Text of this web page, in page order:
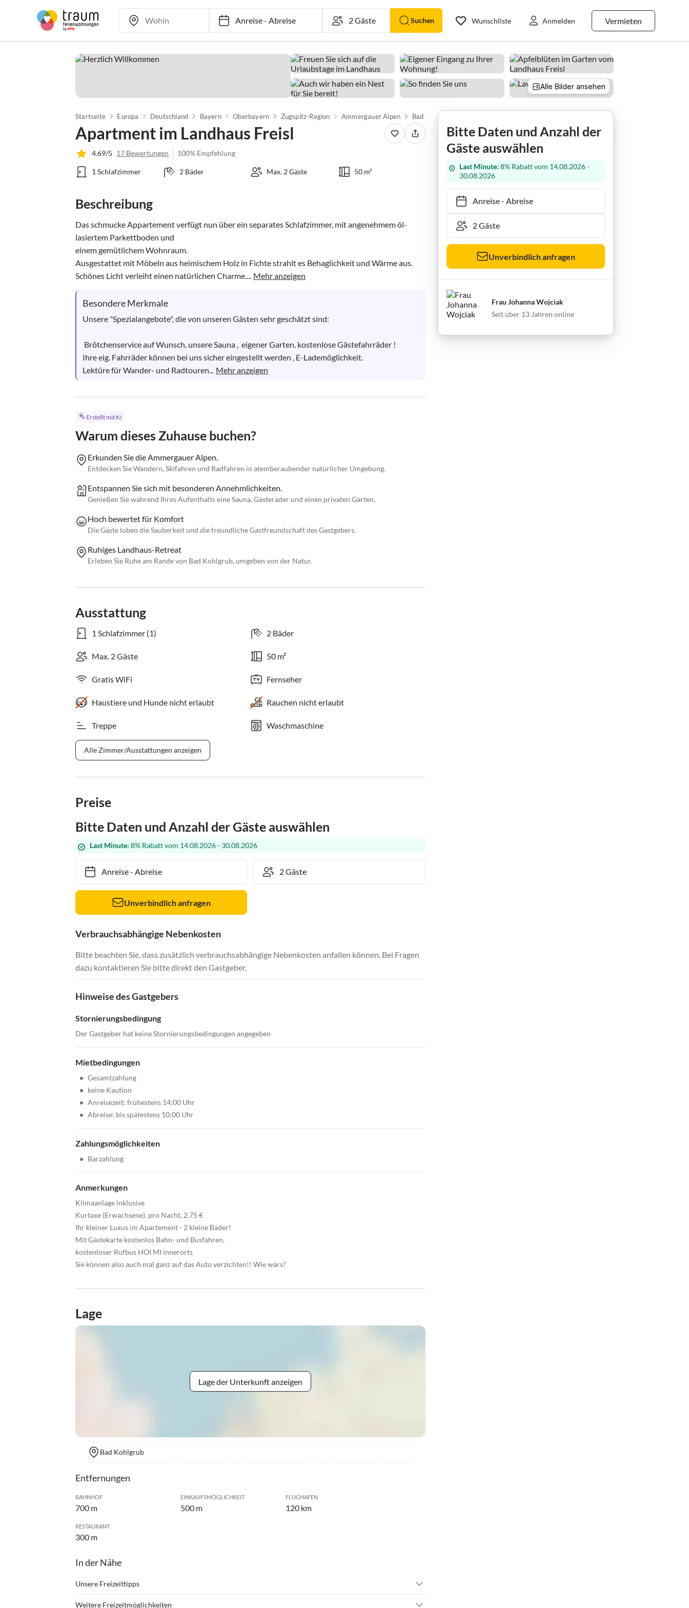
Anreise-Abreise Suchen Vermieten
Wunschliste Anmelden
Alle Bilder ansehen
Startseite Europa Deutschland Bayern Oberbayern Zugspitz-Region Ammergauer Alpen Bad Kohlgrub
Apartment im Landhaus Freisl
4.69/5 17 Bewertungen 100% Empfehlung
1 Schlafzimmer 2 Bäder Max. 2 Gäste 50 m²
Beschreibung
Das schmucke Appartement verfügt nun über ein separates Schlafzimmer, mit angenehmem öl-
lasiertem Parkettboden und
einem gemütlichem Wohnraum.
Ausgestattet mit Möbeln aus heimischem Holz in Fichte strahlt es Behaglichkeit und Wärme aus.
Schönes Licht verleiht einen natürlichen Charme.... Mehr anzeigen
Besondere Merkmale
Unsere "Spezialangebote", die von unseren Gästen sehr geschätzt sind:
Ihre eig. Fahrräder können bei uns sicher eingestellt werden , E-Lademöglichkeit.
Lektüre für Wander- und Radtouren... Mehr anzeigen
Erstellt mit KI
Warum dieses Zuhause buchen?
Erkunden Sie die Ammergauer Alpen.
Entdecken Sie Wandern, Skifahren und Radfahren in atemberaubender natürlicher Umgebung.
Entspannen Sie sich mit besonderen Annehmlichkeiten.
Genießen Sie während Ihres Aufenthalts eine Sauna, Gästeräder und einen privaten Garten.
Hoch bewertet für Komfort
Die Gäste loben die Sauberkeit und die freundliche Gastfreundschaft des Gastgebers.
Ruhiges Landhaus-Retreat
Erleben Sie Ruhe am Rande von Bad Kohlgrub, umgeben von der Natur.
Ausstattung
1 Schlafzimmer (1) 2 Bäder
Max. 2 Gäste 50 m²
Gratis WiFi Fernseher
Haustiere und Hunde nicht erlaubt Rauchen nicht erlaubt
Treppe Waschmaschine
Alle Zimmer/Ausstattungen anzeigen
Preise
Bitte Daten und Anzahl der Gäste auswählen
Last Minute: 8% Rabatt vom 14.08.2026 - 30.08.2026
Anreise- Abreise
Unverbindlich anfragen
Verbrauchsabhängige Nebenkosten
Bitte beachten Sie, dass zusätzlich verbrauchsabhängige Nebenkosten anfallen können. Bei Fragen
dazu kontaktieren Sie bitte direkt den Gastgeber.
Hinweise des Gastgebers
Stornierungsbedingung
Der Gastgeber hat keine Stornierungsbedingungen angegeben
Mietbedingungen
• Gesamtzahlung
• keine Kaution
• Anreisezeit: frühestens 14:00 Uhr
• Abreise: bis spätestens 10:00 Uhr
Zahlungsmöglichkeiten
• Barzahlung
Anmerkungen
Klimaanlage inklusive
Kurtaxe (Erwachsene), pro Nacht, 2,75 €
Ihr kleiner Luxus im Apartement - 2 kleine Bäder!
Mit Gästekarte kostenlos Bahn- und Busfahren,
kostenloser Rufbus HOI MI innerorts
Sie können also auch mal ganz auf das Auto verzichten!! Wie wärs?
Lage
Lage der Unterkunft anzeigen
Bad Kohlgrub
Entfernungen
BAHNHOF
700 m
EINKAUFSMÖGLICHKEIT
500 m
FLUGHAFEN
120 km
RESTAURANT
300 m
In der Nähe
Unsere Freizeittipps
Weitere Freizeitmöglichkeiten
Bitte Daten und Anzahl der
Gäste auswählen
Last Minute: 8% Rabatt vom 14.08.2026 -
30.08.2026
Anreise- Abreise
Unverbindlich anfragen
Frau Johanna Wojciak
Seit über 13 Jahren online